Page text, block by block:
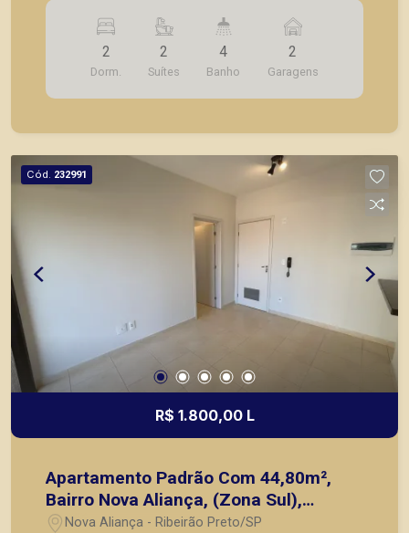
Sala para 2 ambientes; - Lavabo; - Varanda
gourmet com churrasqueira e fechada em vidro; -
Cozinha com armários planejados; - Lavanderia; -
2 vagas de garagem. A Piramid tem como
objetivo atender seus clientes com agilidade e
lançamentos da cidade de Ribeirão Preto.
2
Dorm.
2
Suítes
4
Banho
2
Garagens
Cód. 232991
R$ 1.800,00 L
Apartamento Padrão Com 44,80m²,
Bairro Nova Aliança, (Zona Sul),
Ribeirão Preto SP.
Nova Aliança - Ribeirão Preto/SP